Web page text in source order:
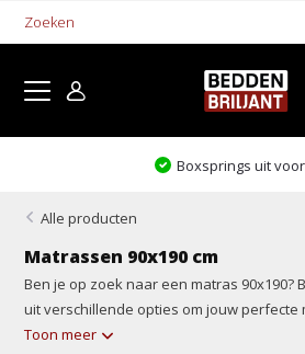
Boxsprings uit
Alle producten
Matrassen 90x190 cm
Ben je op zoek naar een matras 90x190?
uit verschillende opties om jouw perfecte
Toon meer